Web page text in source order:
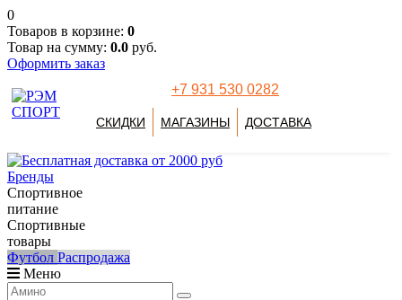
0
Товаров в корзине: 0
Товар на сумму: 0.0 руб.
Оформить заказ
+7 931 530 0282
СКИДКИ МАГАЗИНЫ ДОСТАВКА
Бренды
Спортивное
питание
Спортивные
товары
Футбол Распродажа
Меню